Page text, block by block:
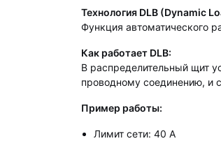
Технология DLB (Dynamic
Функция автоматического
Как работает DLB:
В распределительный щит
проводному соединению, и
Пример работы:
Лимит сети: 40 А